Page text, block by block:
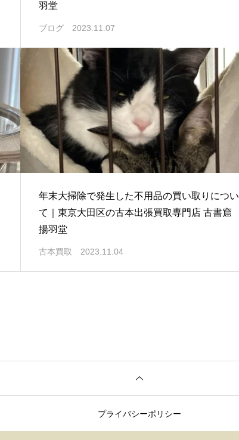
羽堂
ブログ 2023.11.07
年末大掃除で発生した不用品の買い取りについ
て｜東京大田区の古本出張買取専門店 古書窟
揚羽堂
古本買取 2023.11.04
プライバシーポリシー